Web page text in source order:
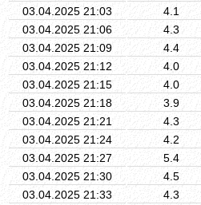
03.04.2025 21:03
4.1
03.04.2025 21:06
4.3
03.04.2025 21:09
4.4
03.04.2025 21:12
4.0
03.04.2025 21:15
4.0
03.04.2025 21:18
3.9
03.04.2025 21:21
4.3
03.04.2025 21:24
4.2
03.04.2025 21:27
5.4
03.04.2025 21:30
4.5
03.04.2025 21:33
4.3